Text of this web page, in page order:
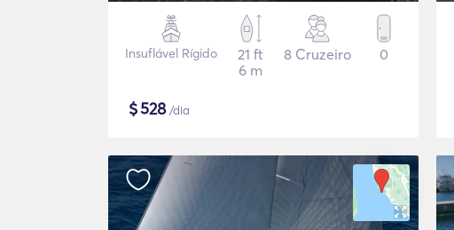
Insuflável Rígido
21 ft
6 m
8 Cruzeiro 0
$528/dia